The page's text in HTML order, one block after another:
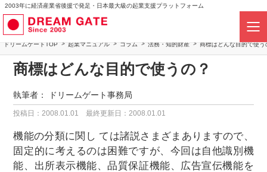
2003年に経済産業省後援で発足・日本最大級の起業支援プラットフォーム
ドリームゲートTOP 起業マニュアル コラム 法務・知的財産 商標はどんな目的で使う
商標はどんな目的で使うの？
執筆者： ドリームゲート事務局
投稿日：2008.01.01 最終更新日：2008.01.01
機能の分類に関し ては諸説さまざまありますので、
固定的に考えるのは困難ですが、今回は自他識別機
能、出所表示機能、品質保証機能、広告宣伝機能を